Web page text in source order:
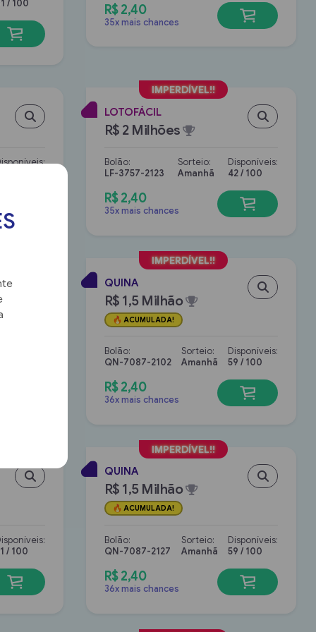
/ 100
R$ 2,40
35x mais chances
LOTOFÁCIL
R$ 2 Milhões
Bolão:
LF-3757-2123
Sorteio:
Amanhã
Disponíveis:
42 / 100
R$ 2,40
35x mais chances
QUINA
R$ 1,5 Milhão
ACUMULADA!
Bolão:
QN-7087-2102
Sorteio:
Amanhã
Disponíveis:
59 / 100
R$ 2,40
36x mais chances
/ 100
QUINA
R$ 1,5 Milhão
ACUMULADA!
Bolão:
QN-7087-2127
Sorteio:
Amanhã
Disponíveis:
59 / 100
R$ 2,40
36x mais chances